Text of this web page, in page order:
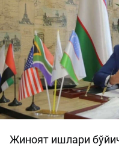
Жиноят ишлари